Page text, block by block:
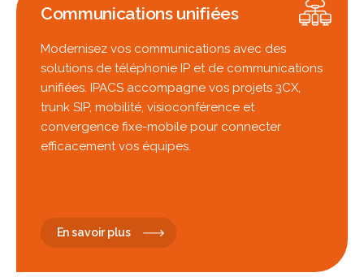
Communications unifiées
Modernisez vos communications avec des
solutions de téléphonie IP et de communications
unifiées. IPACS accompagne vos projets 3CX,
trunk SIP, mobilité, visioconférence et
convergence fixe-mobile pour connecter
efficacement vos équipes.
En savoir plus